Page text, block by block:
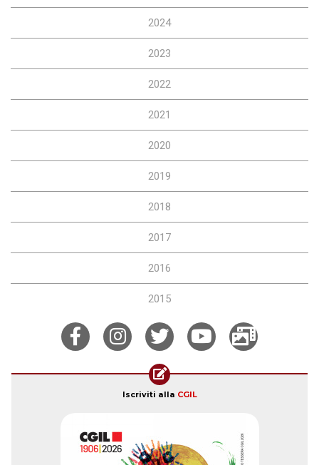
2024
2023
2022
2021
2020
2019
2018
2017
2016
2015
Iscriviti alla CGIL